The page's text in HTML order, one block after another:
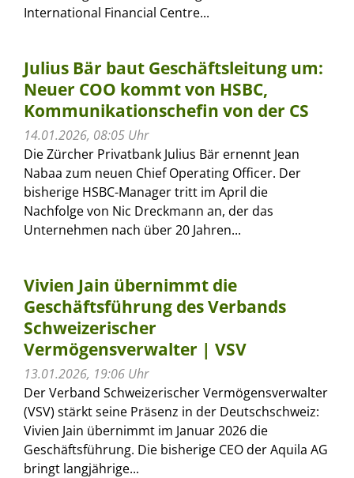
International Financial Centre...
Julius Bär baut Geschäftsleitung um:
Neuer COO kommt von HSBC,
Kommunikationschefin von der CS
14.01.2026, 08:05 Uhr
Die Zürcher Privatbank Julius Bär ernennt Jean
Nabaa zum neuen Chief Operating Officer. Der
bisherige HSBC-Manager tritt im April die
Nachfolge von Nic Dreckmann an, der das
Unternehmen nach über 20 Jahren...
Vivien Jain übernimmt die
Geschäftsführung des Verbands
Schweizerischer
Vermögensverwalter | VSV
13.01.2026, 19:06 Uhr
Der Verband Schweizerischer Vermögensverwalter
(VSV) stärkt seine Präsenz in der Deutschschweiz:
Vivien Jain übernimmt im Januar 2026 die
Geschäftsführung. Die bisherige CEO der Aquila AG
bringt langjährige...